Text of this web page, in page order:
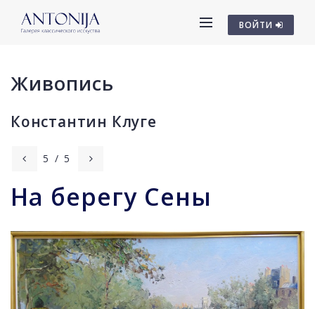
ВОЙТИ
Живопись
Константин Клуге
5 / 5
На берегу Сены